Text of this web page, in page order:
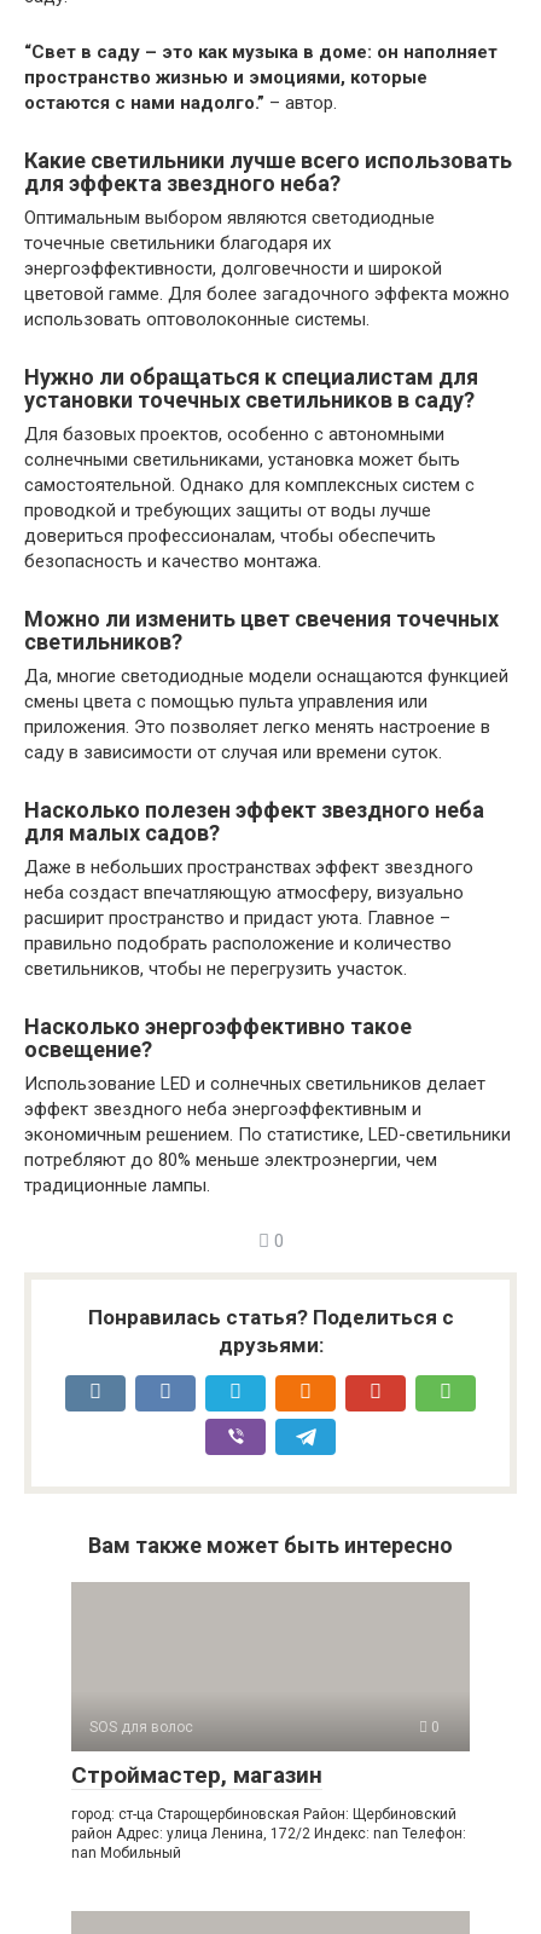
“Свет в саду – это как музыка в доме: он наполняет
пространство жизнью и эмоциями, которые
остаются с нами надолго.” – автор.
Какие светильники лучше всего использовать
для эффекта звездного неба?
Оптимальным выбором являются светодиодные
точечные светильники благодаря их
энергоэффективности, долговечности и широкой
цветовой гамме. Для более загадочного эффекта можно
использовать оптоволоконные системы.
Нужно ли обращаться к специалистам для
установки точечных светильников в саду?
Для базовых проектов, особенно с автономными
солнечными светильниками, установка может быть
самостоятельной. Однако для комплексных систем с
проводкой и требующих защиты от воды лучше
довериться профессионалам, чтобы обеспечить
безопасность и качество монтажа.
Можно ли изменить цвет свечения точечных
светильников?
Да, многие светодиодные модели оснащаются функцией
смены цвета с помощью пульта управления или
приложения. Это позволяет легко менять настроение в
саду в зависимости от случая или времени суток.
Насколько полезен эффект звездного неба
для малых садов?
Даже в небольших пространствах эффект звездного
неба создаст впечатляющую атмосферу, визуально
расширит пространство и придаст уюта. Главное –
правильно подобрать расположение и количество
светильников, чтобы не перегрузить участок.
Насколько энергоэффективно такое
освещение?
Использование LED и солнечных светильников делает
эффект звездного неба энергоэффективным и
экономичным решением. По статистике, LED-светильники
потребляют до 80% меньше электроэнергии, чем
традиционные лампы.
0
Понравилась статья? Поделиться с
друзьями:
Вам также может быть интересно
SOS для волос 0
Строймастер, магазин
город: ст-ца Старощербиновская Район: Щербиновский
район Адрес: улица Ленина, 172/2 Индекс: nan Телефон:
nan Мобильный